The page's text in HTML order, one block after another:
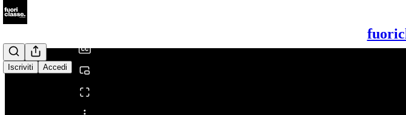
Iscriviti Accedi
Condividi da0:00